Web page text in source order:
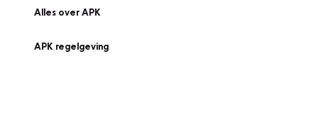
Alles over APK
APK regelgeving